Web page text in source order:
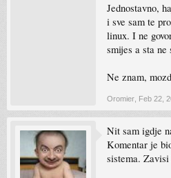
Jednostavno,
i sve sam te
linux. I ne
smijes a sta
Ne znam,
Oromier Feb 22,
Nit sam igdje
Komentar je
sistema.